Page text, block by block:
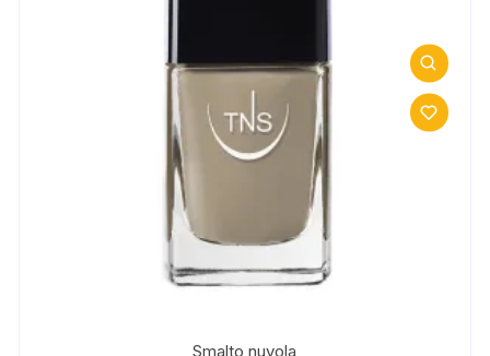
Smalto nuvola